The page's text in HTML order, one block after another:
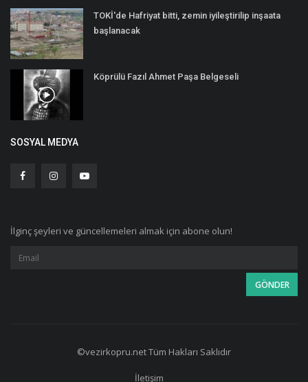
TOKİ'de Hafriyat bitti, zemin iyileştirilip inşaata
başlanacak
Köprülü Fazıl Ahmet Paşa Belgeseli
SOSYAL MEDYA
İlginç şeyleri ve güncellemeleri almak için abone olun!
©vezirkopru.net Tüm Hakları Saklıdır
İletişim